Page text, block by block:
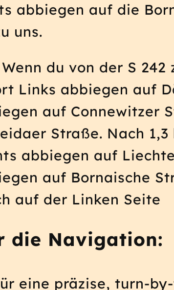
abbiegen auf die
uns.
Wenn du von der S
Links abbiegen auf
auf Connewitzer
Straße. Nach
abbiegen auf
auf Bornaische
auf der Linken Seite
die Navigation:
eine präzise, turn-